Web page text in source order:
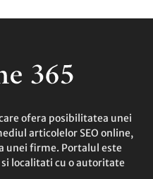
ofera posibilitatea unei
articolelor SEO online,
unei firme. Portalul este
localitati cu o autoritate